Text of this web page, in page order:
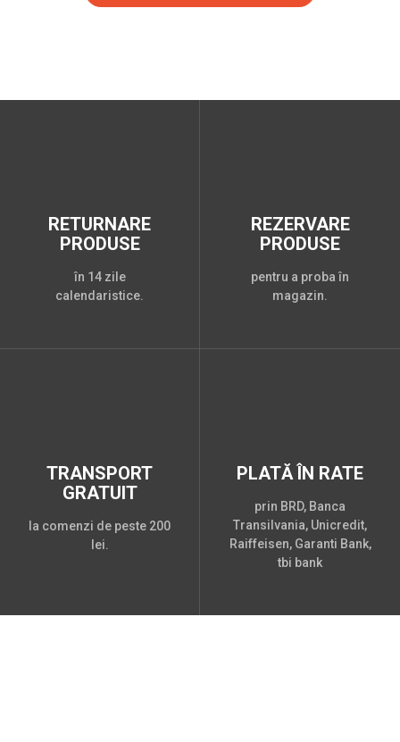
RETURNARE
PRODUSE
în 14 zile
calendaristice.
REZERVARE
PRODUSE
pentru a proba în
magazin.
TRANSPORT
GRATUIT
la comenzi de peste 200
lei.
PLATĂ ÎN RATE
prin BRD, Banca
Transilvania, Unicredit,
Raiffeisen, Garanti Bank,
tbi bank